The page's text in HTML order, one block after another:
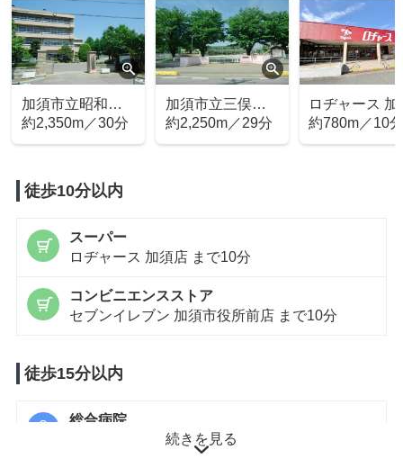
加須市立昭和中
学校
約2,350m／30分
加須市立三俣幼
稚園
約2,250m／29分
ロヂャース 加
店
約780m／10
徒歩10分以内
スーパー
ロヂャース 加須店 まで10分
コンビニエンスストア
セブンイレブン 加須市役所前店 まで10分
徒歩15分以内
総合病院
十善病院 まで13分続きを見る